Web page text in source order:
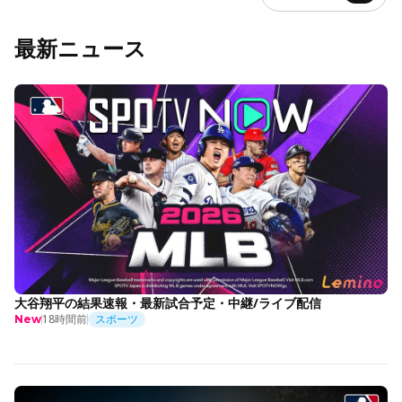
最新ニュース
大谷翔平の結果速報・最新試合予定・中継/ライブ配信
New18時間前 スポーツ